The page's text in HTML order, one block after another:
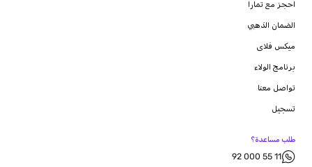
احجز مع تمارا
الضمان الذهبي
ميكس فلاى
برنامج الولاء
تواصل معنا
تسجيل
طلب مساعدة؟
92 000 55 11